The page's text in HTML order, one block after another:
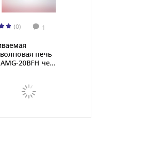
(0) 1
печь
20BFH че...